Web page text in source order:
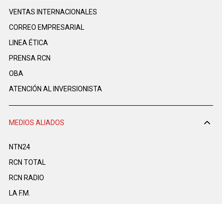
VENTAS INTERNACIONALES
CORREO EMPRESARIAL
LINEA ÉTICA
PRENSA RCN
OBA
ATENCIÓN AL INVERSIONISTA
MEDIOS ALIADOS
NTN24
RCN TOTAL
RCN RADIO
LA F.M.